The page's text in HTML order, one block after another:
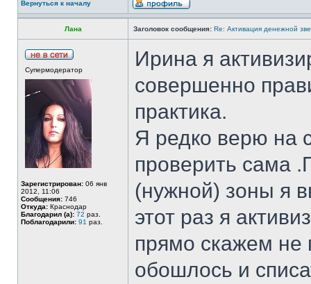
Вернуться к началу
Лана Заголовок сообщения: Re: Активация денежной
Супермодератор
Зарегистрирован: 06 янв
2012, 11:06
Сообщения: 746
Откуда: Краснодар
Благодарил (а): 72 раз.
Поблагодарили: 91 раз.
Ирина я
совершенно
практика.
Я редко верю на
проверить сама
(нужной) зоны я
этот раз я
прямо скажем не
обошлось и